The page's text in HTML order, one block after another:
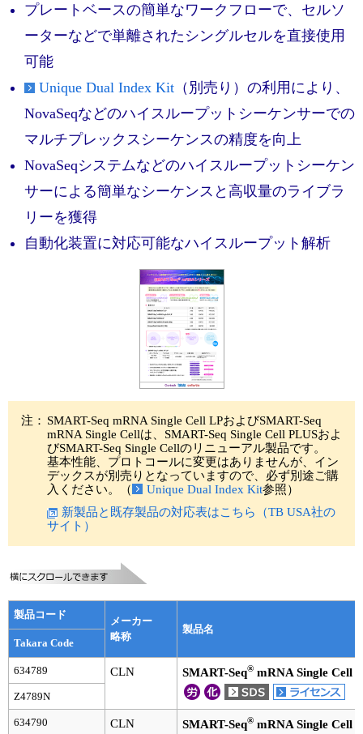
幹細胞・再生医療研究ガイド
クローニング実験ガイド
細胞選択ガイド
エピジェネティクス実験ガイド
RNAi実験ガイド
アプリケーションノート
プレートベースの簡単なワークフローで、セルソ
ーターなどで単離されたシングルセルを直接使用
可能
Unique Dual Index Kit （別売り）の利用により、
NovaSeqなどのハイスループットシーケンサーでの
マルチプレックスシーケンスの精度を向上
NovaSeqシステムなどのハイスループットシーケン
サーによる簡単なシーケンスと高収量のライブラ
リーを獲得
自動化装置に対応可能なハイスループット解析
注： SMART-Seq mRNA Single Cell LPおよびSMART-Seq
mRNA Single Cellは、SMART-Seq Single Cell PLUSおよ
びSMART-Seq Single Cellのリニューアル製品です。
基本性能、プロトコールに変更はありませんが、イン
デックスが別売りとなっていますので、必ず別途ご購
入ください。（
Unique Dual Index Kit参照）
新製品と既存製品の対応表はこちら（TB USA社の
サイト）
製品コード
メーカー
略称
製品名
Takara Code
634789 CLN SMART-Seq® mRNA Single Cell
Z4789N
634790 CLN SMART-Seq® mRNA Single Cell